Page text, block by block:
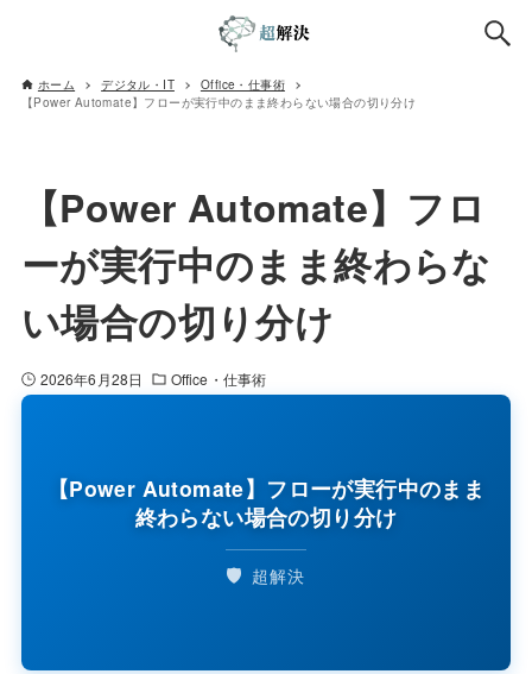
ホーム デジタル・IT
Office・仕事術
【Power Automate】フローが実行中のまま終わらない場合の切り分け
【Power Automate】フロ
ーが実行中のまま終わらな
い場合の切り分け
2026年6月28日 Office・仕事術
【Power Automate】フローが実行中のまま
終わらない場合の切り分け
🛡️ 超解決